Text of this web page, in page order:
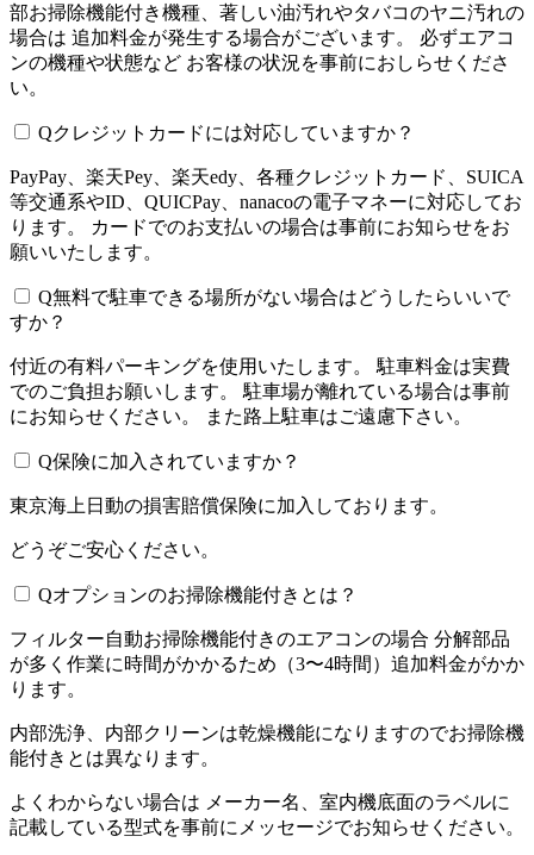
部お掃除機能付き機種、著しい油汚れやタバコのヤニ汚れの
場合は 追加料金が発生する場合がございます。 必ずエアコ
ンの機種や状態など お客様の状況を事前におしらせくださ
い。
Qクレジットカードには対応していますか？
PayPay、楽天Pey、楽天edy、各種クレジットカード、SUICA
等交通系やID、QUICPay、nanacoの電子マネーに対応してお
ります。 カードでのお支払いの場合は事前にお知らせをお
願いいたします。
Q無料で駐車できる場所がない場合はどうしたらいいで
すか？
付近の有料パーキングを使用いたします。 駐車料金は実費
でのご負担お願いします。 駐車場が離れている場合は事前
にお知らせください。 また路上駐車はご遠慮下さい。
Q保険に加入されていますか？
東京海上日動の損害賠償保険に加入しております。
どうぞご安心ください。
Qオプションのお掃除機能付きとは？
フィルター自動お掃除機能付きのエアコンの場合 分解部品
が多く作業に時間がかかるため（3〜4時間）追加料金がかか
ります。
内部洗浄、内部クリーンは乾燥機能になりますのでお掃除機
能付きとは異なります。
よくわからない場合は メーカー名、室内機底面のラベルに
記載している型式を事前にメッセージでお知らせください。